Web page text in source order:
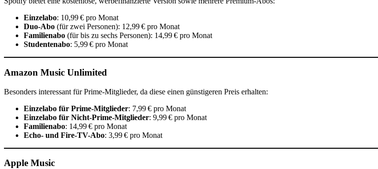
Einzelabo: 10,99 € pro Monat
Duo-Abo (für zwei Personen): 12,99 € pro Monat
Familienabo (für bis zu sechs Personen): 14,99 € pro Monat
Studentenabo: 5,99 € pro Monat
Amazon Music Unlimited
Besonders interessant für Prime-Mitglieder, da diese einen günstigeren Preis erhalten:
Einzelabo für Prime-Mitglieder: 7,99 € pro Monat
Einzelabo für Nicht-Prime-Mitglieder: 9,99 € pro Monat
Familienabo: 14,99 € pro Monat
Echo- und Fire-TV-Abo: 3,99 € pro Monat
Apple Music